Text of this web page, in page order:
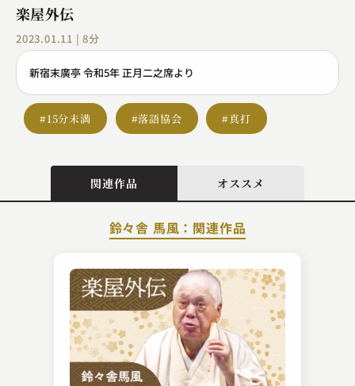
楽屋外伝
2023.01.11 | 8分
新宿末廣亭 令和5年 正月二之席より
#15分未満 #落語協会 #真打
関連作品 オススメ
鈴々舎 馬風：関連作品
三遊亭 遊馬